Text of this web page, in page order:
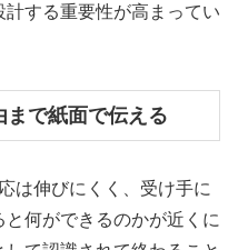
する重要性が高まってい
で紙面で伝える
は伸びにくく、受け手に
何ができるのかが近くに